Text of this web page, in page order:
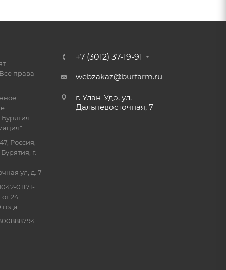
права
Россия,
г.
ул, д. 7
01171-
24
года
+7 (3012) 37-19-91
webzakaz@burfarm.ru
г. Улан-Удэ, ул.
Дальневосточная, 7